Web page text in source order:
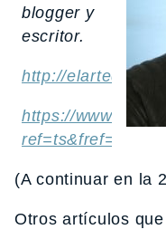
blogger y
escritor.
http://
https://
ref=ts&fref=ts
(A continuar en la
Otros artículos